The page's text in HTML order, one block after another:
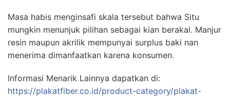
Masa habis menginsafi skala tersebut bahwa Situ
mungkin menunjuk pilihan sebagai kian berakal. Manjur
resin maupun akrilik mempunyai surplus baki nan
menerima dimanfaatkan karena konsumen.
Informasi Menarik Lainnya dapatkan di:
https://plakatfiber.co.id/product-category/plakat-